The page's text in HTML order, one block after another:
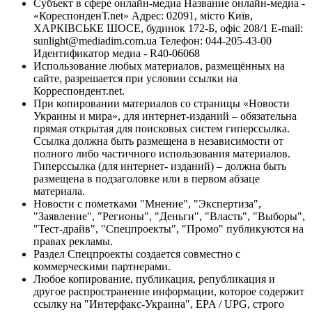
Субъект в сфере онлайн-медиа Название онлайн-медиа -
«КореспонденТ.net» Адрес: 02091, місто Київ,
ХАРКІВСЬКЕ ШОСЕ, будинок 172-Б, офіс 208/1 E-mail:
sunlight@mediadim.com.ua Телефон: 044-205-43-00
Идентификатор медиа - R40-06068
Использование любых материалов, размещённых на
сайте, разрешается при условии ссылки на
Корреспондент.net.
При копировании материалов со страницы «Новости
Украины и мира», для интернет-изданий – обязательна
прямая открытая для поисковых систем гиперссылка.
Ссылка должна быть размещена в независимости от
полного либо частичного использования материалов.
Гиперссылка (для интернет- изданий) – должна быть
размещена в подзаголовке или в первом абзаце
материала.
Новости с пометками "Мнение", "Экспертиза",
"Заявление", "Регионы", "Деньги", "Власть", "Выборы",
"Тест-драйв", "Спецпроекты", "Промо" публикуются на
правах рекламы.
Раздел Спецпроекты создается совместно с
коммерческими партнерами.
Любое копирование, публикация, републикация и
другое распространение информации, которое содержит
ссылку на "Интерфакс-Украина", EPA / UPG, строго